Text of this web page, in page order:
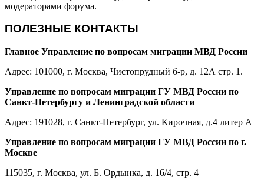
модераторами форума.
ПОЛЕЗНЫЕ КОНТАКТЫ
Главное Управление по вопросам миграции МВД России
Адрес: 101000, г. Москва, Чистопрудный б-р, д. 12А стр. 1.
Управление по вопросам миграции ГУ МВД России по
Санкт-Петербургу и Ленинградской области
Адрес: 191028, г. Санкт-Петербург, ул. Кирочная, д.4 литер А
Управление по вопросам миграции ГУ МВД России по г.
Москве
115035, г. Москва, ул. Б. Ордынка, д. 16/4, стр. 4